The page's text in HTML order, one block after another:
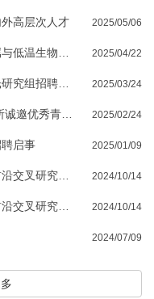
高层次人才 2025/05/06
2025/04/22
2025/03/24
2025/02/24
启事 2025/01/09
2024/10/14
2024/10/14
2024/07/09